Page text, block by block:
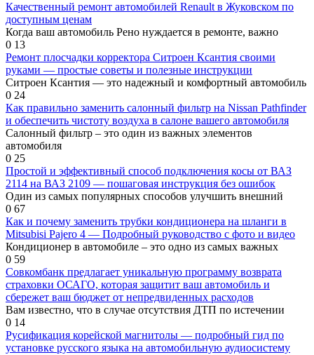
Качественный ремонт автомобилей Renault в Жуковском по
доступным ценам
Когда ваш автомобиль Рено нуждается в ремонте, важно
0 13
Ремонт плосчадки корректора Ситроен Ксантия своими
руками — простые советы и полезные инструкции
Ситроен Ксантия — это надежный и комфортный автомобиль
0 24
Как правильно заменить салонный фильтр на Nissan Pathfinder
и обеспечить чистоту воздуха в салоне вашего автомобиля
Салонный фильтр – это один из важных элементов
автомобиля
0 25
Простой и эффективный способ подключения косы от ВАЗ
2114 на ВАЗ 2109 — пошаговая инструкция без ошибок
Один из самых популярных способов улучшить внешний
0 67
Как и почему заменить трубки кондиционера на шланги в
Mitsubisi Pajero 4 — Подробный руководство с фото и видео
Кондиционер в автомобиле – это одно из самых важных
0 59
Совкомбанк предлагает уникальную программу возврата
страховки ОСАГО, которая защитит ваш автомобиль и
сбережет ваш бюджет от непредвиденных расходов
Вам известно, что в случае отсутствия ДТП по истечении
0 14
Русификация корейской магнитолы — подробный гид по
установке русского языка на автомобильную аудиосистему